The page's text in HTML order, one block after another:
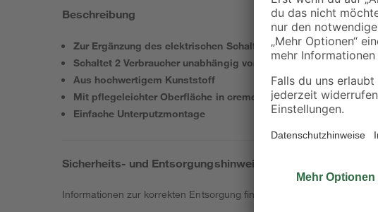
Beschreibung
Zur Ergänzung des elektrischen Schaltersystems
Schaltet 2 Verbraucher unabhängig voneinander
Aus hochwertigem Kunststoff
Mit pflegeleichter Oberfläche in cremeweiß
Einfache Unterputzmontage
Sicherheits- und Entsorgungshinweise
Informationen zur korrekten Entsorgung findest du